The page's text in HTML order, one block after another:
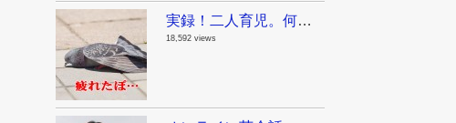
実録！二人育児。何でも一人で抱え込んじゃダメって話。
18,592 views